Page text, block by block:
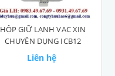
HỘP GIỮ LẠNH VAC XIN
CHUYÊN DỤNG ICB12
Liên hệ